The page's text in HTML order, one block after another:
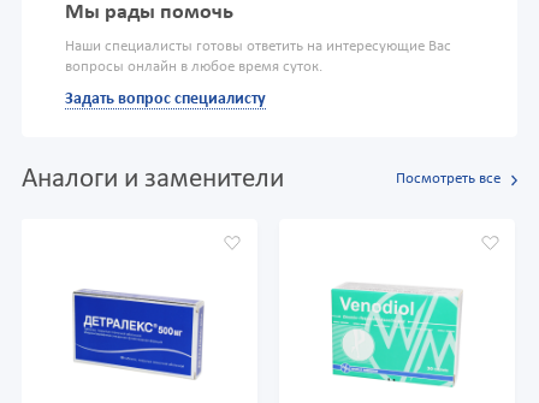
Мы рады помочь
Наши специалисты готовы ответить на интересующие Вас
вопросы онлайн в любое время суток.
Задать вопрос специалисту
Аналоги и заменители Посмотреть все